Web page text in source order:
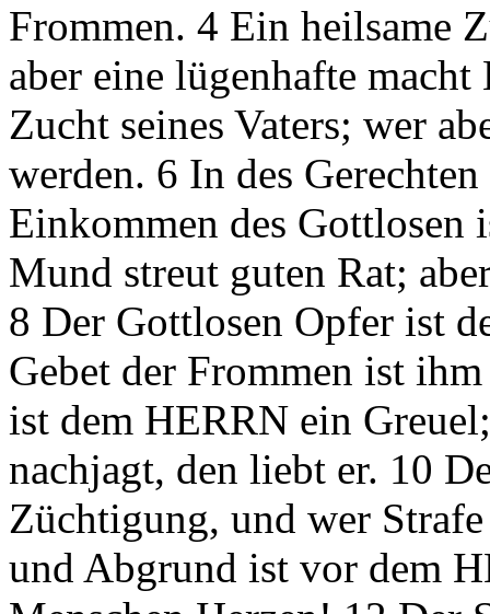
Frommen. 4 Ein heilsame
aber eine lügenhafte
Zucht seines Vaters; wer
werden. 6 In des
Einkommen des Gottlosen
Mund streut guten Rat;
8 Der Gottlosen Opfer ist
Gebet der Frommen ist
ist dem HERRN ein
nachjagt, den liebt er. 10
Züchtigung, und wer
und Abgrund ist vor dem